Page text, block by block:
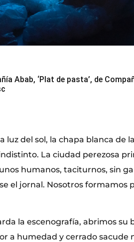
Abab, ‘Plat de pasta’, de
luz del sol, la chapa blanca de
La ciudad perezosa
humanos, taciturnos, sin
el jornal. Nosotros formamos
la escenografía, abrimos su
a humedad y cerrado sacude